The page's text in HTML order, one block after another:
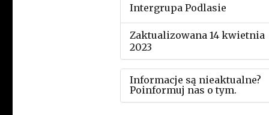
Intergrupa Podlasie
Zaktualizowana 14 kwietnia
2023
Informacje są nieaktualne?
Poinformuj nas o tym.